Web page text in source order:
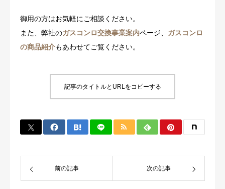
御用の方はお気軽にご相談ください。
また、弊社のガスコンロ交換事業案内ページ、 ガスコンロ
の商品紹介もあわせてご覧ください。
記事のタイトルとURLをコピーする
前の記事 次の記事